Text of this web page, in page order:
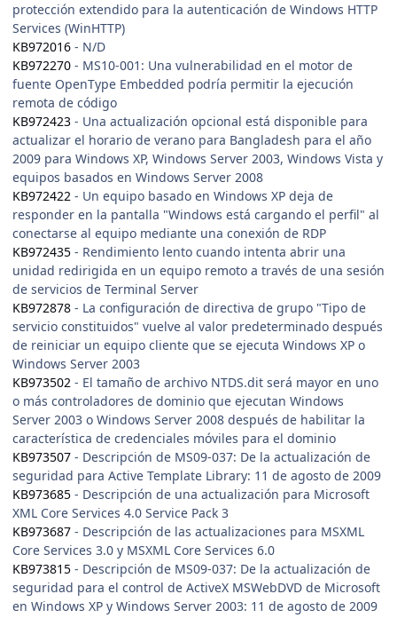
protección extendido para la autenticación de Windows HTTP
Services (WinHTTP)
KB972016 - N/D
KB972270 - MS10-001: Una vulnerabilidad en el motor de
fuente OpenType Embedded podría permitir la ejecución
remota de código
KB972423 - Una actualización opcional está disponible para
actualizar el horario de verano para Bangladesh para el año
2009 para Windows XP, Windows Server 2003, Windows Vista y
equipos basados en Windows Server 2008
KB972422 - Un equipo basado en Windows XP deja de
responder en la pantalla "Windows está cargando el perfil" al
conectarse al equipo mediante una conexión de RDP
KB972435 - Rendimiento lento cuando intenta abrir una
unidad redirigida en un equipo remoto a través de una sesión
de servicios de Terminal Server
KB972878 - La configuración de directiva de grupo "Tipo de
servicio constituidos" vuelve al valor predeterminado después
de reiniciar un equipo cliente que se ejecuta Windows XP o
Windows Server 2003
KB973502 - El tamaño de archivo NTDS.dit será mayor en uno
o más controladores de dominio que ejecutan Windows
Server 2003 o Windows Server 2008 después de habilitar la
característica de credenciales móviles para el dominio
KB973507 - Descripción de MS09-037: De la actualización de
seguridad para Active Template Library: 11 de agosto de 2009
KB973685 - Descripción de una actualización para Microsoft
XML Core Services 4.0 Service Pack 3
KB973687 - Descripción de las actualizaciones para MSXML
Core Services 3.0 y MSXML Core Services 6.0
KB973815 - Descripción de MS09-037: De la actualización de
seguridad para el control de ActiveX MSWebDVD de Microsoft
en Windows XP y Windows Server 2003: 11 de agosto de 2009